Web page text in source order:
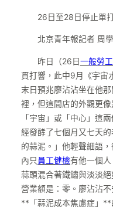
26日至28日停止單
北京青年報記者 周
昨日（26日一般勞
貫打響，此中9月《宇宙
末日預兆廖沾沾坐在他
裡，但這間店的外觀更
「宇宙」或「中心」這
經發酵了七個月又七天
的蒜泥。」他輕聲細語
內只 員工健檢有他一個
蒜頭混合著鐵鏽與淡淡
營業額是：零。廖沾沾
**「蒜泥成本焦慮症」**